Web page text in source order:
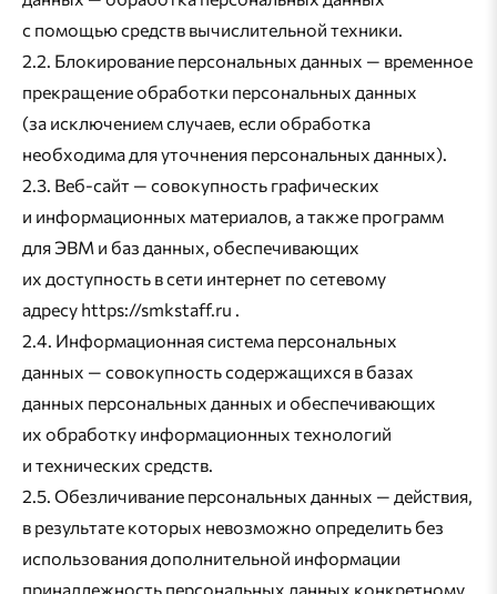
с помощью средств вычислительной техники.
2.2. Блокирование персональных данных — временное
прекращение обработки персональных данных
(за исключением случаев, если обработка
необходима для уточнения персональных данных).
2.3. Веб-сайт — совокупность графических
и информационных материалов, а также программ
для ЭВМ и баз данных, обеспечивающих
их доступность в сети интернет по сетевому
адресу https://smkstaff.ru .
2.4. Информационная система персональных
данных — совокупность содержащихся в базах
данных персональных данных и обеспечивающих
их обработку информационных технологий
и технических средств.
2.5. Обезличивание персональных данных — действия,
в результате которых невозможно определить без
использования дополнительной информации
принадлежность персональных данных конкретному